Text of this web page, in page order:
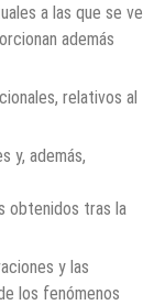
a las que se ve
además
relativos al
y, además,
obtenidos tras la
y las
los fenómenos